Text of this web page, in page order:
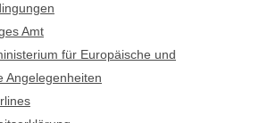
Amt
für Europäische und
Angelegenheiten